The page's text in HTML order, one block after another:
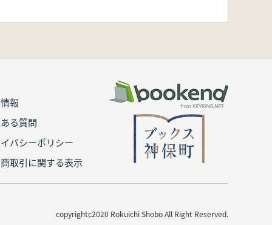
報
る質問
バシーポリシー
取引に関する表示
copyrightc2020 Rokuichi Shobo All Right Reserved.